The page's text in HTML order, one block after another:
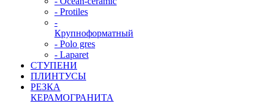
- Protiles
-
Крупноформатный
- Polo gres
- Laparet
СТУПЕНИ
ПЛИНТУСЫ
РЕЗКА
КЕРАМОГРАНИТА